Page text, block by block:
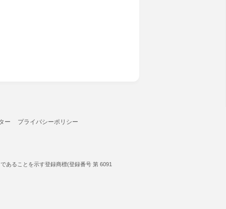
ー プライバシーポリシー
あることを示す登録商標(登録番号 第 6091